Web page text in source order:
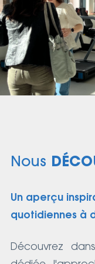
Nous
Un aperçu
quotidiennes à
Découvrez